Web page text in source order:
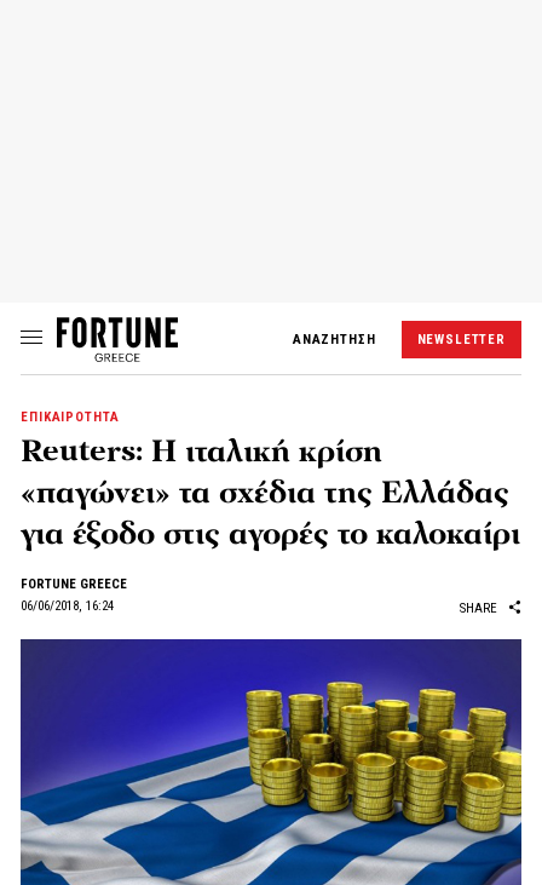
ΑΝΑΖΗΤΗΣΗ NEWSLETTER
ΕΠΙΚΑΙΡΟΤΗΤΑ
Reuters: Η ιταλική κρίση
«παγώνει» τα σχέδια της Ελλάδας
για έξοδο στις αγορές το καλοκαίρι
FORTUNE GREECE
06/06/2018, 16:24
SHARE